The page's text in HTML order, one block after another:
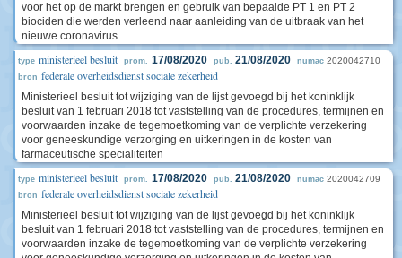
voor het op de markt brengen en gebruik van bepaalde PT 1 en PT 2
biociden die werden verleend naar aanleiding van de uitbraak van het
nieuwe coronavirus
type ministerieel besluit prom. 17/08/2020 pub. 21/08/2020 numac 2020042710
bron federale overheidsdienst sociale zekerheid
Ministerieel besluit tot wijziging van de lijst gevoegd bij het koninklijk
besluit van 1 februari 2018 tot vaststelling van de procedures, termijnen en
voorwaarden inzake de tegemoetkoming van de verplichte verzekering
voor geneeskundige verzorging en uitkeringen in de kosten van
farmaceutische specialiteiten
type ministerieel besluit prom. 17/08/2020 pub. 21/08/2020 numac 2020042709
bron federale overheidsdienst sociale zekerheid
Ministerieel besluit tot wijziging van de lijst gevoegd bij het koninklijk
besluit van 1 februari 2018 tot vaststelling van de procedures, termijnen en
voorwaarden inzake de tegemoetkoming van de verplichte verzekering